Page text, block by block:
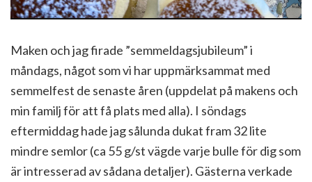
Maken och jag firade ”semmeldagsjubileum” i
måndags, något som vi har uppmärksammat med
semmelfest de senaste åren (uppdelat på makens och
min familj för att få plats med alla). I söndags
eftermiddag hade jag sålunda dukat fram 32 lite
mindre semlor (ca 55 g/st vägde varje bulle för dig som
är intresserad av sådana detaljer). Gästerna verkade